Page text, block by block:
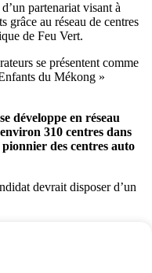
partenariat visant à
grâce au réseau de centres
de Feu Vert.
se présentent comme
du Mékong »
développe en réseau
310 centres dans
pionnier des centres auto
devrait disposer d’un